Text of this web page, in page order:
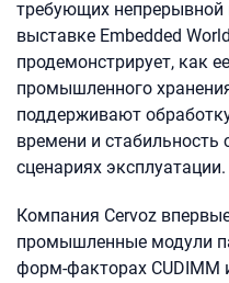
требующих непрерывной
выставке Embedded
продемонстрирует, как
промышленного
поддерживают
времени и стабильность
сценариях эксплуатации.
Компания Cervoz
промышленные модули
форм-факторах CUDIMM